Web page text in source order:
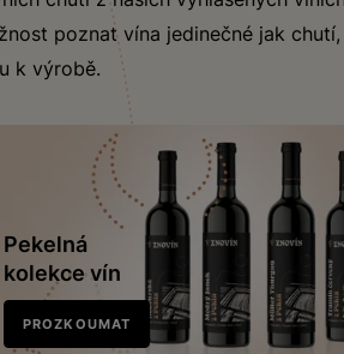
poznat vína jedinečné jak
k výrobě.
Pekelná
kolekce vín
PROZKOUMAT